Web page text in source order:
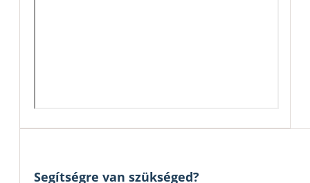
Segítségre van szükséged?